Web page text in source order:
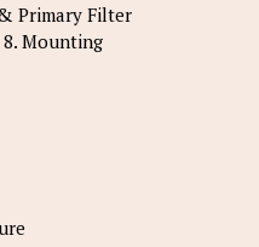
Primary Filter
8. Mounting